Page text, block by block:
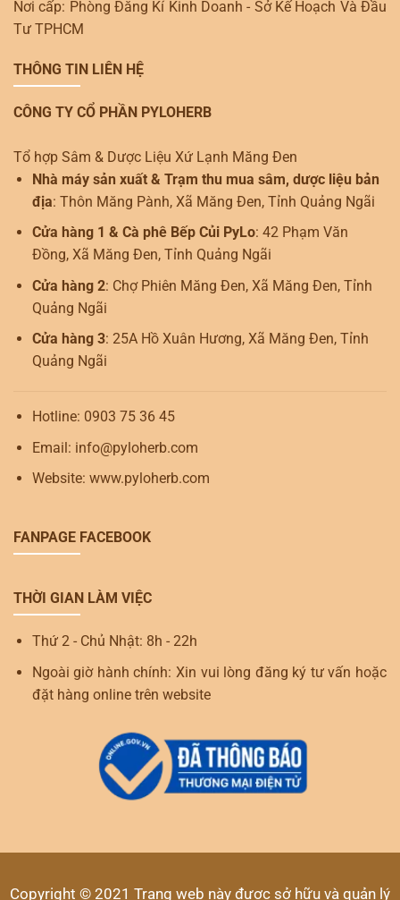
Nơi cấp: Phòng Đăng Kí Kinh Doanh - Sở Kế Hoạch Và Đầu
Tư TPHCM
THÔNG TIN LIÊN HỆ
CÔNG TY CỔ PHẦN PYLOHERB
Tổ hợp Sâm & Dược Liệu Xứ Lạnh Măng Đen
Nhà máy sản xuất & Trạm thu mua sâm, dược liệu bản
địa: Thôn Măng Pành, Xã Măng Đen, Tỉnh Quảng Ngãi
Cửa hàng 1 & Cà phê Bếp Củi PyLo: 42 Phạm Văn
Đồng, Xã Măng Đen, Tỉnh Quảng Ngãi
Cửa hàng 2: Chợ Phiên Măng Đen, Xã Măng Đen, Tỉnh
Quảng Ngãi
Cửa hàng 3: 25A Hồ Xuân Hương, Xã Măng Đen, Tỉnh
Quảng Ngãi
Hotline: 0903 75 36 45
Email: info@pyloherb.com
Website: www.pyloherb.com
FANPAGE FACEBOOK
THỜI GIAN LÀM VIỆC
Thứ 2 - Chủ Nhật: 8h - 22h
Ngoài giờ hành chính: Xin vui lòng đăng ký tư vấn hoặc
đặt hàng online trên website
Copyright © 2021 Trang web này được sở hữu và quản lý